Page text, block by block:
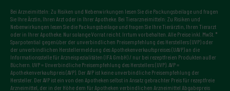
Bei Arzneimitteln: Zu Risiken und Nebenwirkungen lesen Sie die Packungsbeilage und fragen
Sie Ihre Ärztin, Ihren Arzt oder in Ihrer Apotheke. Bei Tierarzneimitteln: Zu Risiken und
Nebenwirkungen lesen Sie die Packungsbeilage und fragen Sie Ihre Tierärztin, Ihren Tierarzt
oder in Ihrer Apotheke. Nur solange Vorrat reicht. Irrtum vorbehalten. Alle Preise inkl. MwSt. *
Sparpotential gegenüber der unverbindlichen Preisempfehlung des Herstellers (UVP) oder
der unverbindlichen Herstellermeldung des Apothekenverkaufspreises (UAVP) an die
Informationsstelle für Arzneispezialitäten (IFA GmbH) / nur bei rezeptfreien Produkten außer
Büchern. UVP = Unverbindliche Preisempfehlung des Herstellers (UVP). AVP =
Apothekenverkaufspreis (AVP). Der AVP ist keine unverbindliche Preisempfehlung der
Hersteller. Der AVP ist ein von den Apotheken selbst in Ansatz gebrachter Preis für rezeptfreie
Arzneimittel, der in der Höhe dem für Apotheken verbindlichen Arzneimittel Abgabepreis